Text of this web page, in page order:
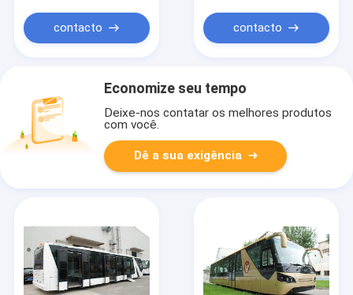
contacto contacto
Economize seu tempo
Deixe-nos contatar os melhores produtos
com você.
Dê a sua exigência